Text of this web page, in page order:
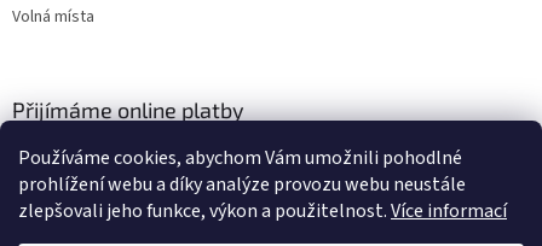
Používáme cookies, abychom Vám umožnili pohodlné
prohlížení webu a díky analýze provozu webu neustále
zlepšovali jeho funkce, výkon a použitelnost.Více informací
Volná místa
Přijímáme online platby